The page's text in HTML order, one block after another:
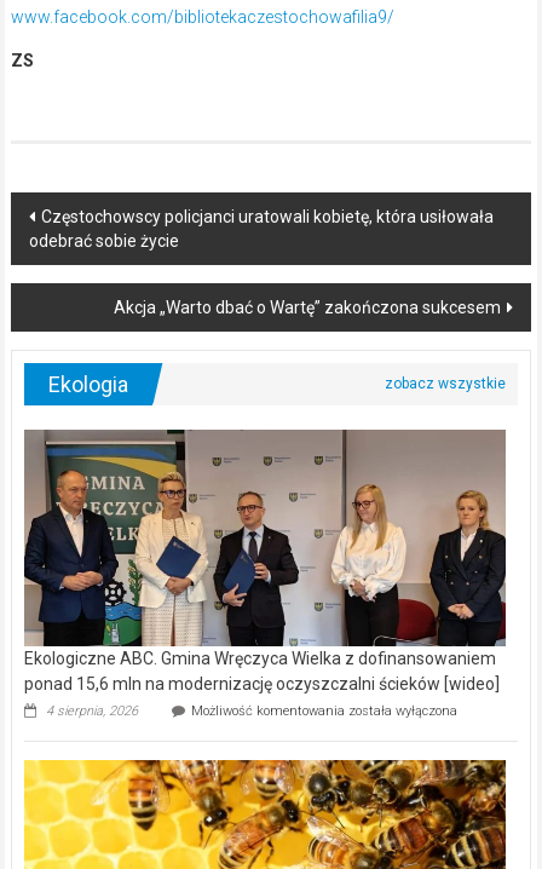
www.facebook.com/bibliotekaczestochowafilia9/
ZS
Post
navigation
Częstochowscy policjanci uratowali kobietę, która usiłowała
odebrać sobie życie
Akcja „Warto dbać o Wartę” zakończona sukcesem
Ekologia
Ekologiczne ABC. Gmina Wręczyca Wielka z dofinansowaniem
ponad 15,6 mln na modernizację oczyszczalni ścieków [wideo]
4 sierpnia, 2026 Możliwość komentowania Ekologiczne
Wręczyca
Wielka
z
dofinansowaniem
ponad
15,6
została wyłączona